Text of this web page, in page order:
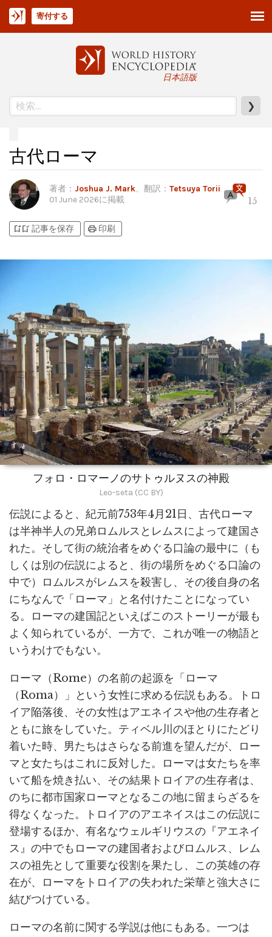
日本語版
❯
寄付する
古代ローマ
著者 ： Joshua J. Mark、翻訳： Tetsuya Torii
01 June 2026に掲載 15
bookmark_addbookmark_added 記事を保存 print 印刷
フォロ・ロマーノのサトゥルヌスの神殿
Leo-seta (CC BY)
伝説によると、紀元前753年4月21日、古代ローマ
は半神半人の兄弟ロムルスとレムスによって建国さ
れた。そして街の統治者をめぐる口論の最中に（も
しくは別の伝説によると、街の場所をめぐる口論の
中で）ロムルスがレムスを殺害し、その後自身の名
にちなんで「ローマ」と名付けたことになってい
る。ローマの建国記といえばこのストーリーが最も
よく知られているが、一方で、これが唯一の物語と
いうわけでもない。
ローマ（Rome）の名前の起源を「ローマ
（Roma）」という女性に求める伝説もある。トロ
イア陥落後、その女性はアエネイスや他の生存者と
ともに旅をしていた。ティベル川のほとりにたどり
着いた時、男たちはさらなる前進を望んだが、ロー
マと女たちはこれに反対した。ローマは女たちを率
いて船を焼き払い、その結果トロイアの生存者は、
のちに都市国家ローマとなるこの地に留まらざるを
得なくなった。トロイアのアエネイスはこの伝説に
登場するほか、有名なウェルギリウスの『アエネイ
ス』の中でもローマの建国者およびロムルス、レム
スの祖先として重要な役割を果たし、この英雄の存
在が、ローマをトロイアの失われた栄華と強大さに
結びつけている。
ローマの名前に関する学説は他にもある。一つは